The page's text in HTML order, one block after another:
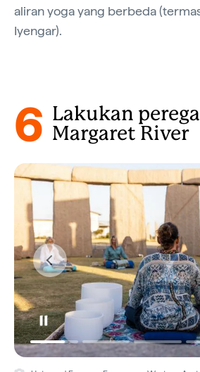
aliran yoga yang berbeda
Iyengar).
6
Lakukan
Margaret River